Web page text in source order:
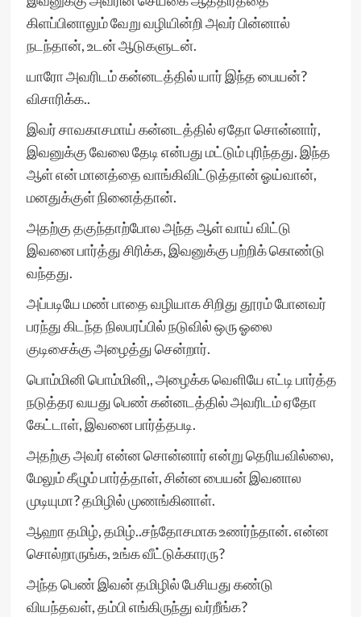
கிளப்பினாலும் வேறு வழியின்றி அவர் பின்னால்
நடந்தான், உடன் ஆடுகளுடன்.
யாரோ அவரிடம் கன்னடத்தில் யார் இந்த பையன்?
விசாரிக்க..
இவர் சாவகாசமாய் கன்னடத்தில் ஏதோ சொன்னார்,
இவனுக்கு வேலை தேடி என்பது மட்டும் புரிந்தது. இந்த
ஆள் என் மானத்தை வாங்கிவிட்டுத்தான் ஓய்வான்,
மனதுக்குள் நினைத்தான்.
அதற்கு தகுந்தாற்போல அந்த ஆள் வாய் விட்டு
இவனை பார்த்து சிரிக்க, இவனுக்கு பற்றிக் கொண்டு
வந்தது.
அப்படியே மண் பாதை வழியாக சிறிது தூரம் போனவர்
பரந்து கிடந்த நிலபரப்பில் நடுவில் ஒரு ஓலை
குடிசைக்கு அழைத்து சென்றார்.
பொம்மினி பொம்மினி,, அழைக்க வெளியே எட்டி பார்த்த
நடுத்தர வயது பெண் கன்னடத்தில் அவரிடம் ஏதோ
கேட்டாள், இவனை பார்த்தபடி.
அதற்கு அவர் என்ன சொன்னார் என்று தெரியவில்லை,
மேலும் கீழும் பார்த்தாள், சின்ன பையன் இவனால
முடியுமா? தமிழில் முணங்கினாள்.
ஆஹா தமிழ், தமிழ்..சந்தோசமாக உணர்ந்தான். என்ன
சொல்றாருங்க, உங்க வீட்டுக்காரரு?
அந்த பெண் இவன் தமிழில் பேசியது கண்டு
வியந்தவள், தம்பி எங்கிருந்து வர்றீங்க?